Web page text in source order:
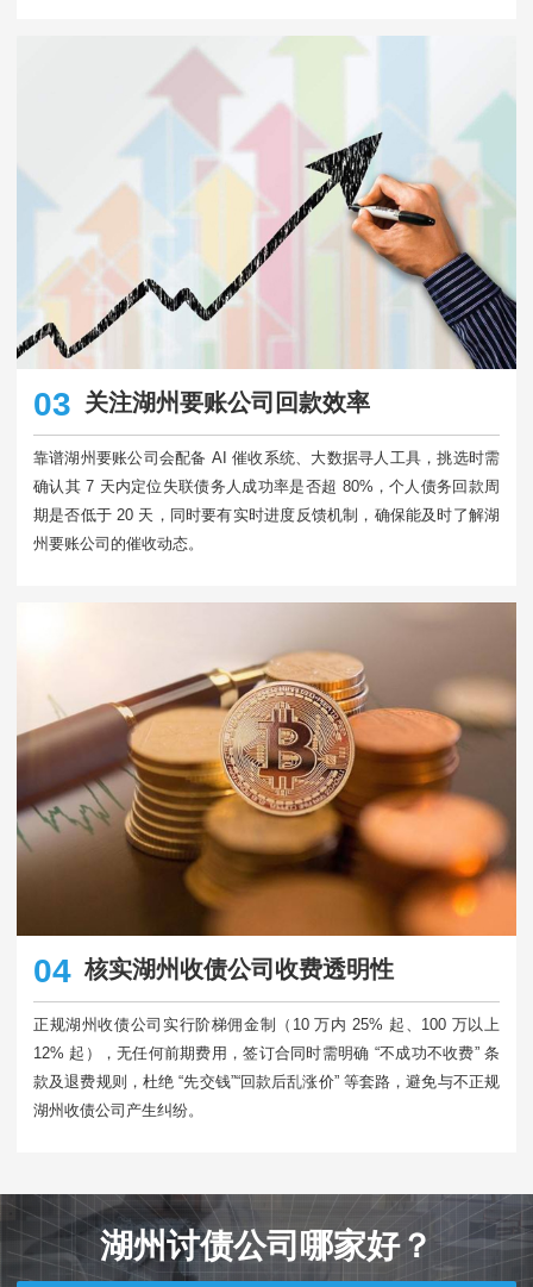
03 关注湖州要账公司回款效率
靠谱湖州要账公司会配备 AI 催收系统、大数据寻人工具，挑选时需
确认其 7 天内定位失联债务人成功率是否超 80%，个人债务回款周
期是否低于 20 天，同时要有实时进度反馈机制，确保能及时了解湖
州要账公司的催收动态。​
04 核实湖州收债公司收费透明性
正规湖州收债公司实行阶梯佣金制（10 万内 25% 起、100 万以上
12% 起），无任何前期费用，签订合同时需明确 “不成功不收费” 条
款及退费规则，杜绝 “先交钱”“回款后乱涨价” 等套路，避免与不正规
湖州收债公司产生纠纷。​
湖州讨债公司哪家好？